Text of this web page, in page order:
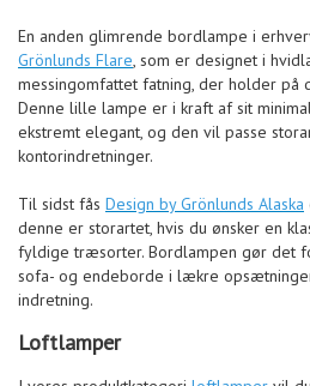
En anden glimrende bordlampe i
Grönlunds Flare , som er designet i
messingomfattet fatning, der holder på
Denne lille lampe er i kraft af sit
ekstremt elegant, og den vil passe
kontorindretninger.
Til sidst fås Design by Grönlunds Alaska
denne er storartet, hvis du ønsker en
fyldige træsorter. Bordlampen gør det
sofa- og endeborde i lækre
indretning.
Loftlamper